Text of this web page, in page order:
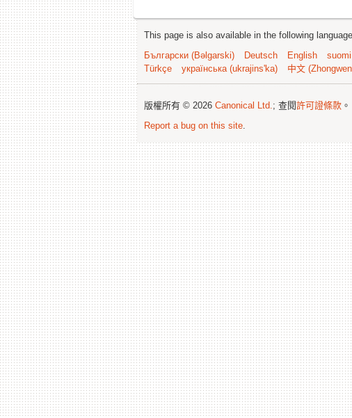
This page is also available in the following
Български (Bəlgarski)
Deutsch English suomi
Türkçe
українська (ukrajins'ka) 中文
版權所有 © 2026 Canonical Ltd.; 查閱許可證條款
Report a bug on this site.